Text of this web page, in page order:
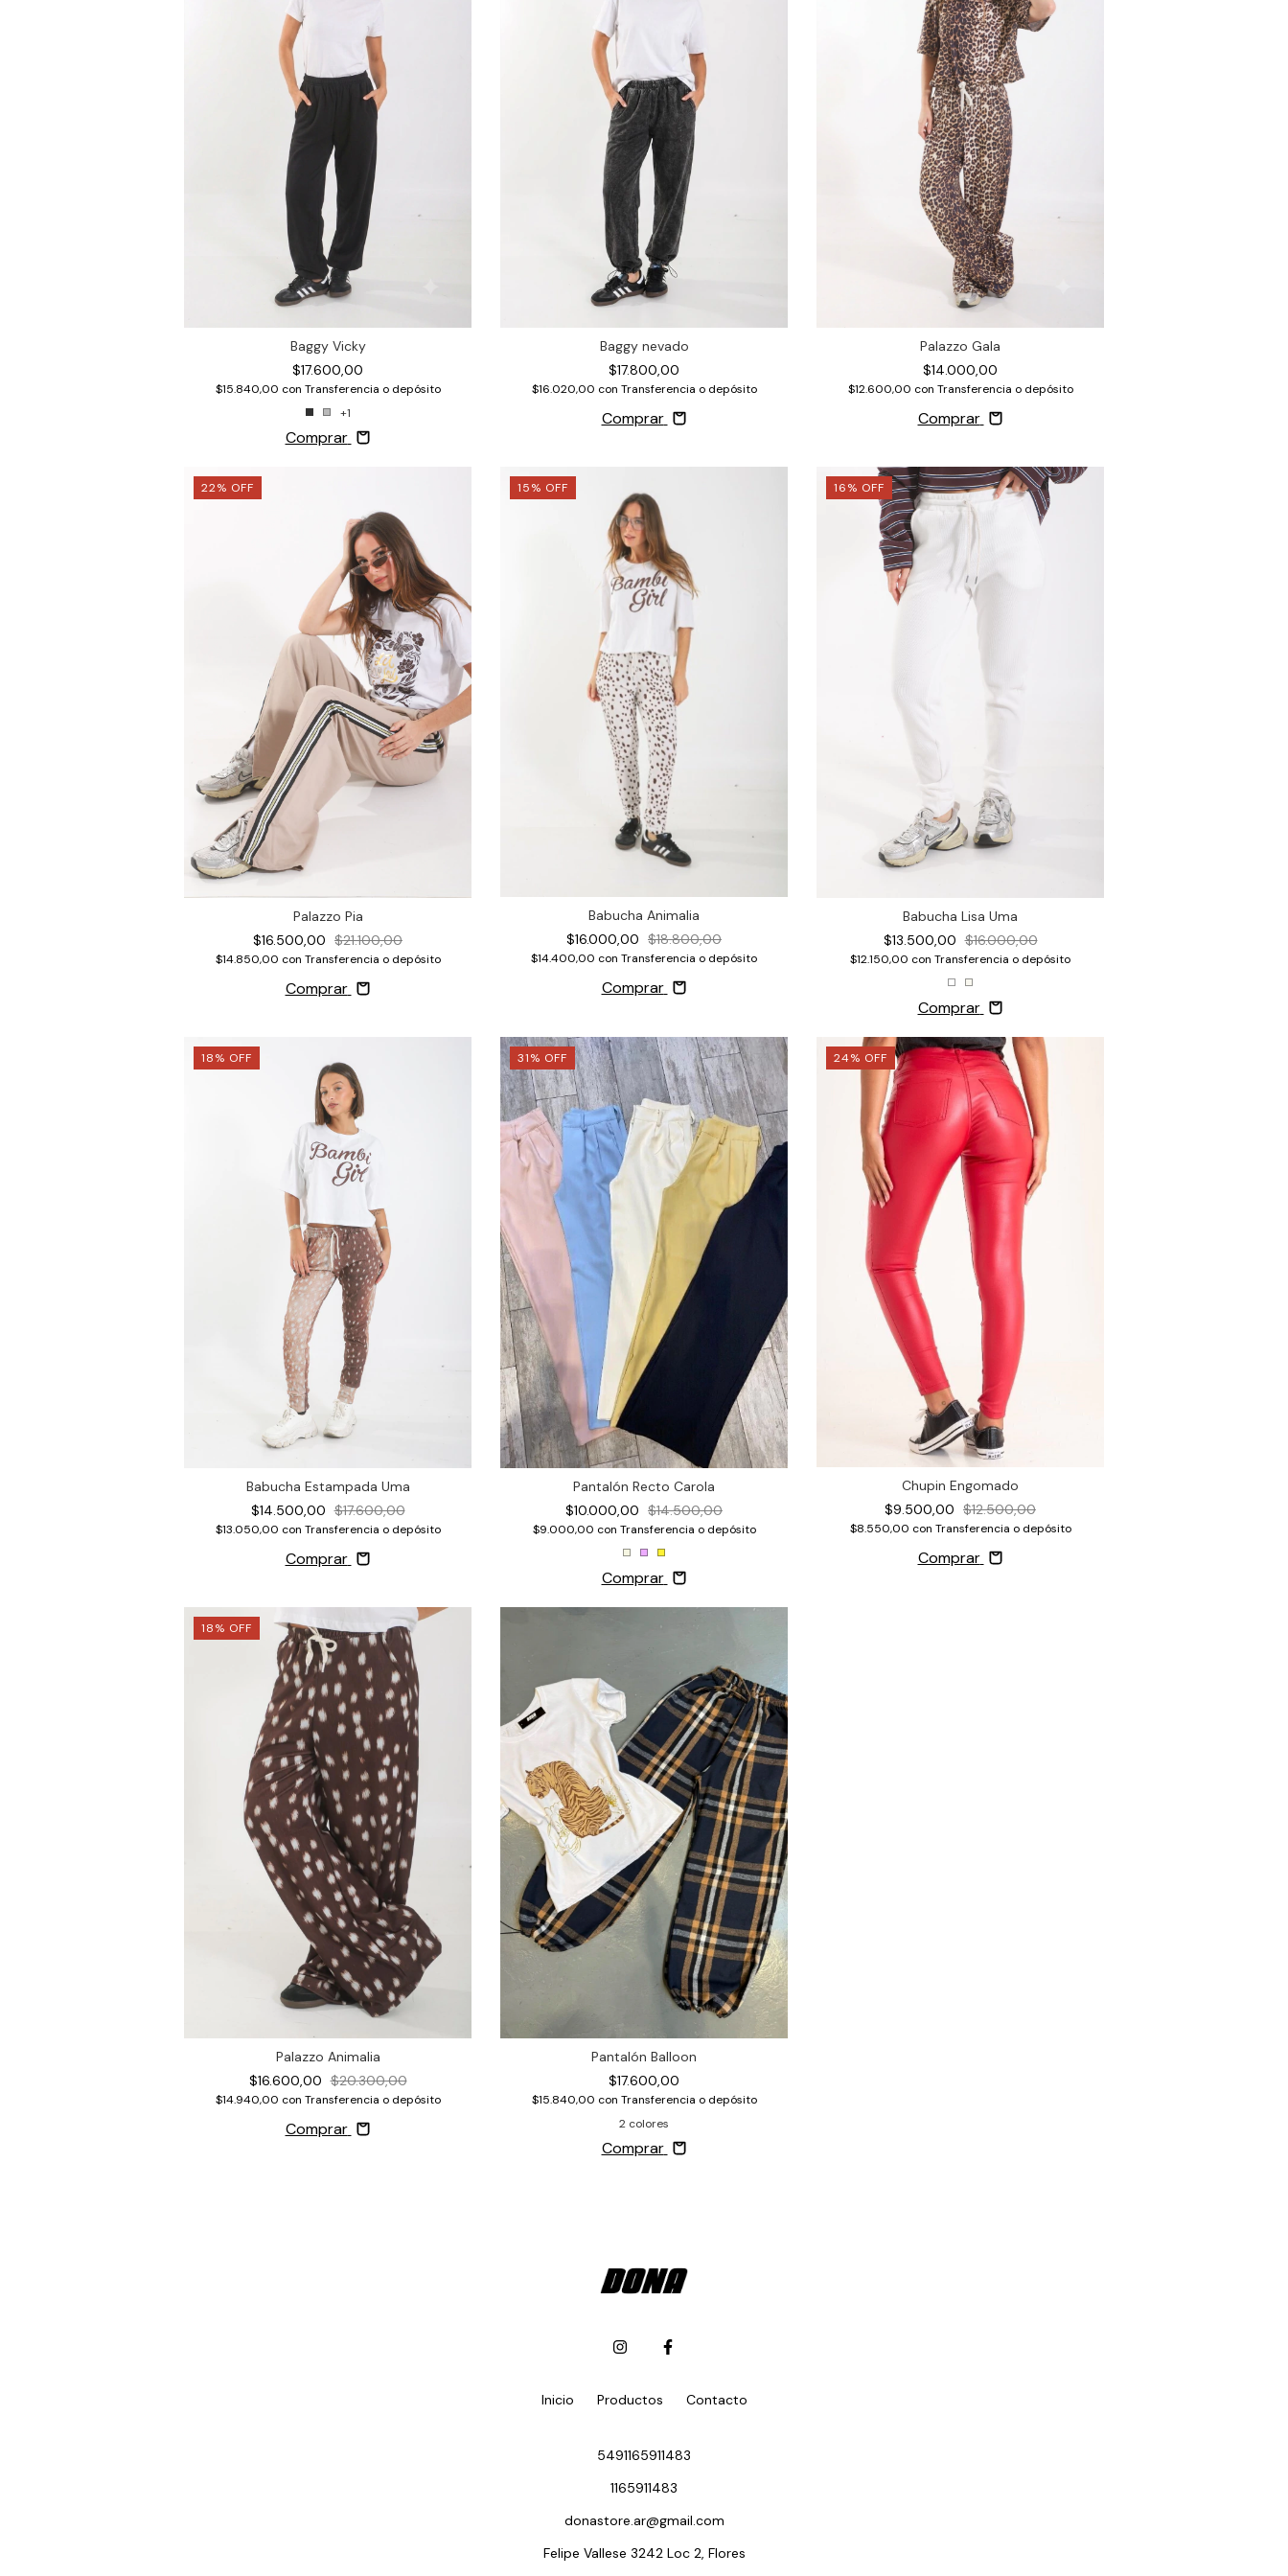
Baggy Vicky
$17.600,00
$15.840,00 con Transferencia o depósito
+1
Comprar
Baggy nevado
$17.800,00
$16.020,00 con Transferencia o depósito
Comprar
Palazzo Gala
$14.000,00
$12.600,00 con Transferencia o depósito
Comprar
22% OFF
Palazzo Pia
$16.500,00 $21.100,00
$14.850,00 con Transferencia o depósito
Comprar
15% OFF
Babucha Animalia
$16.000,00 $18.800,00
$14.400,00 con Transferencia o depósito
Comprar
16% OFF
Babucha Lisa Uma
$13.500,00 $16.000,00
$12.150,00 con Transferencia o depósito
Comprar
18% OFF
Babucha Estampada Uma
$14.500,00 $17.600,00
$13.050,00 con Transferencia o depósito
Comprar
31% OFF
Pantalón Recto Carola
$10.000,00 $14.500,00
$9.000,00 con Transferencia o depósito
Comprar
24% OFF
Chupin Engomado
$9.500,00 $12.500,00
$8.550,00 con Transferencia o depósito
Comprar
18% OFF
Palazzo Animalia
$16.600,00 $20.300,00
$14.940,00 con Transferencia o depósito
Comprar
Pantalón Balloon
$17.600,00
$15.840,00 con Transferencia o depósito
2 colores
Comprar
Inicio Productos Contacto
5491165911483
1165911483
donastore.ar@gmail.com
Felipe Vallese 3242 Loc 2, Flores